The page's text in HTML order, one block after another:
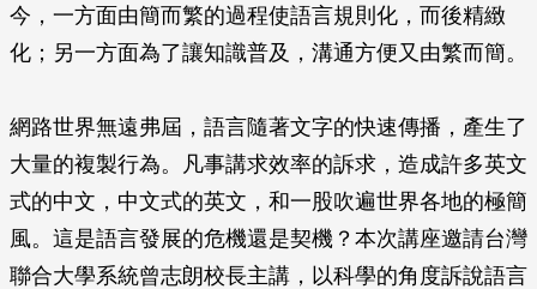
今，一方面由簡而繁的過程使語言規則化，而後精緻
化；另一方面為了讓知識普及，溝通方便又由繁而簡。
網路世界無遠弗屆，語言隨著文字的快速傳播，產生了
大量的複製行為。凡事講求效率的訴求，造成許多英文
式的中文，中文式的英文，和一股吹遍世界各地的極簡
風。這是語言發展的危機還是契機？本次講座邀請台灣
聯合大學系統曾志朗校長主講，以科學的角度訴說語言